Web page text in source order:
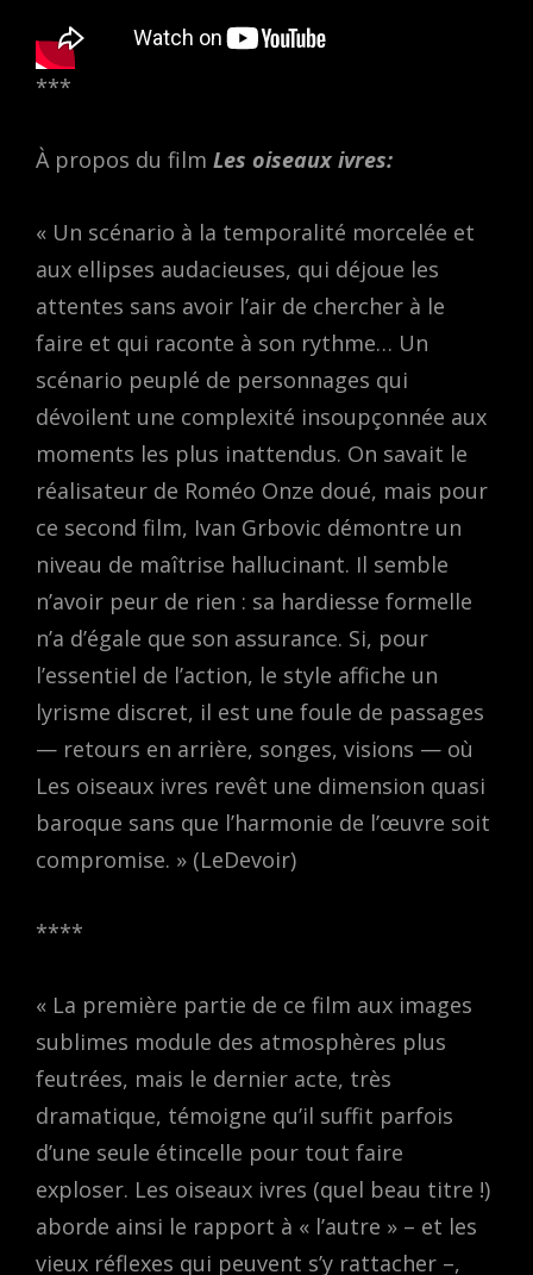
***
À propos du film Les oiseaux ivres:
« Un scénario à la temporalité morcelée et
aux ellipses audacieuses, qui déjoue les
attentes sans avoir l’air de chercher à le
faire et qui raconte à son rythme… Un
scénario peuplé de personnages qui
dévoilent une complexité insoupçonnée aux
moments les plus inattendus. On savait le
réalisateur de Roméo Onze doué, mais pour
ce second film, Ivan Grbovic démontre un
niveau de maîtrise hallucinant. Il semble
n’avoir peur de rien : sa hardiesse formelle
n’a d’égale que son assurance. Si, pour
l’essentiel de l’action, le style affiche un
lyrisme discret, il est une foule de passages
— retours en arrière, songes, visions — où
Les oiseaux ivres revêt une dimension quasi
baroque sans que l’harmonie de l’œuvre soit
compromise. » (LeDevoir)
****
« La première partie de ce film aux images
sublimes module des atmosphères plus
feutrées, mais le dernier acte, très
dramatique, témoigne qu’il suffit parfois
d’une seule étincelle pour tout faire
exploser. Les oiseaux ivres (quel beau titre !)
aborde ainsi le rapport à « l’autre » – et les
vieux réflexes qui peuvent s’y rattacher –,